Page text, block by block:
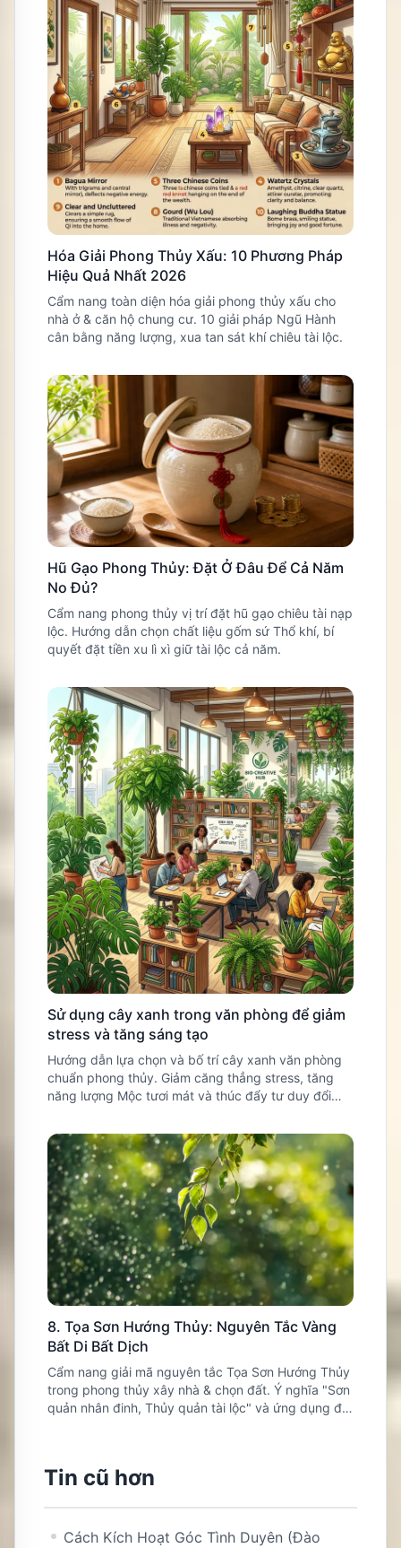
Hóa Giải Phong Thủy Xấu: 10 Phương Pháp
Hiệu Quả Nhất 2026
Cẩm nang toàn diện hóa giải phong thủy xấu cho
nhà ở & căn hộ chung cư. 10 giải pháp Ngũ Hành
cân bằng năng lượng, xua tan sát khí chiêu tài lộc.
Hũ Gạo Phong Thủy: Đặt Ở Đâu Để Cả Năm
No Đủ?
Cẩm nang phong thủy vị trí đặt hũ gạo chiêu tài nạp
lộc. Hướng dẫn chọn chất liệu gốm sứ Thổ khí, bí
quyết đặt tiền xu lì xì giữ tài lộc cả năm.
Sử dụng cây xanh trong văn phòng để giảm
stress và tăng sáng tạo
Hướng dẫn lựa chọn và bố trí cây xanh văn phòng
chuẩn phong thủy. Giảm căng thẳng stress, tăng
năng lượng Mộc tươi mát và thúc đẩy tư duy đổi
8. Tọa Sơn Hướng Thủy: Nguyên Tắc Vàng
Bất Di Bất Dịch
Cẩm nang giải mã nguyên tắc Tọa Sơn Hướng Thủy
trong phong thủy xây nhà & chọn đất. Ý nghĩa "Sơn
quản nhân đinh, Thủy quản tài lộc" và ứng dụng đô
Tin cũ hơn
Cách Kích Hoạt Góc Tình Duyên (Đào